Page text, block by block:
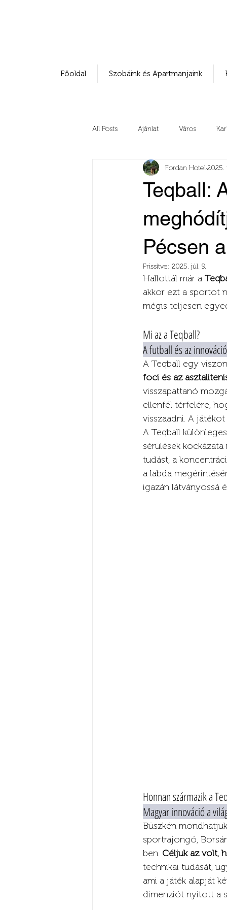
Főoldal Szobáink és Apartmanjaink
All Posts Ajánlat Város
Teqball:
Pécsen
Fordan Hotel2025.
Frissítve: 2025. júl. 9.
Hallottál már a
akkor ezt a sportot
mégis teljesen
Mi az a Teqball?
A futball és az
A Teqball egy
foci és az
visszapattanó
ellenfél térfelére,
visszaadni. A
A Teqball
sérülések
tudást, a
a labda
igazán látványossá
Honnan származik a
Magyar innováció a
Büszkén
sportrajongó,
ben. Céljuk az volt,
technikai tudását,
ami a játék alapját
dimenziót nyitott a